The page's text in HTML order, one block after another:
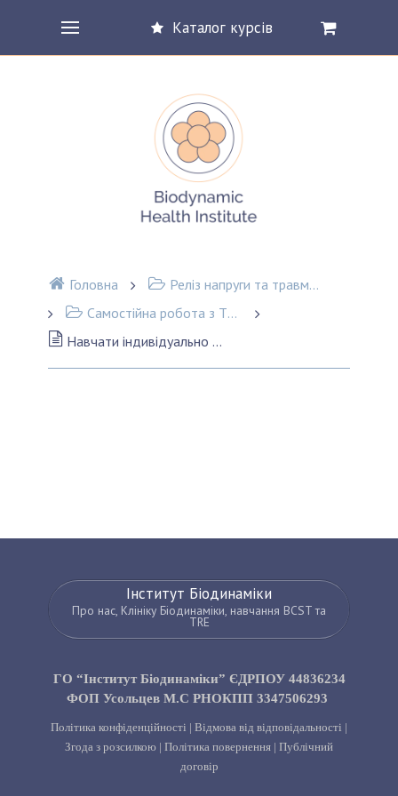
Каталог курсів
Головна
Реліз напруги та травматичного досвіду (TRE®)
Самостійна робота з TRE
Навчати індивідуально 4 людини (клієнт 3)
Інститут Біодинаміки
Про нас, Клініку Біодинаміки, навчання BCST та
TRE
ГО “Інститут Біодинаміки” ЄДРПОУ 44836234
ФОП Усольцев М.С РНОКПП 3347506293
Політика конфіденційності | Відмова від відповідальності |
Згода з розсилкою | Політика повернення | Публічний
договір